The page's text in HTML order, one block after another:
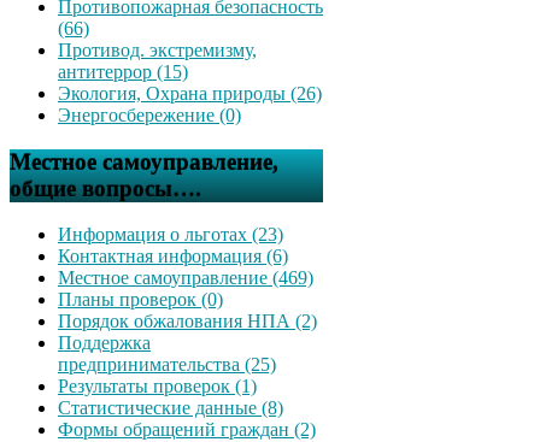
Противопожарная безопасность
(66)
Противод. экстремизму,
антитеррор (15)
Экология, Охрана природы (26)
Энергосбережение (0)
Местное самоуправление,
общие вопросы….
Информация о льготах (23)
Контактная информация (6)
Местное самоуправление (469)
Планы проверок (0)
Порядок обжалования НПА (2)
Поддержка
предпринимательства (25)
Результаты проверок (1)
Статистические данные (8)
Формы обращений граждан (2)